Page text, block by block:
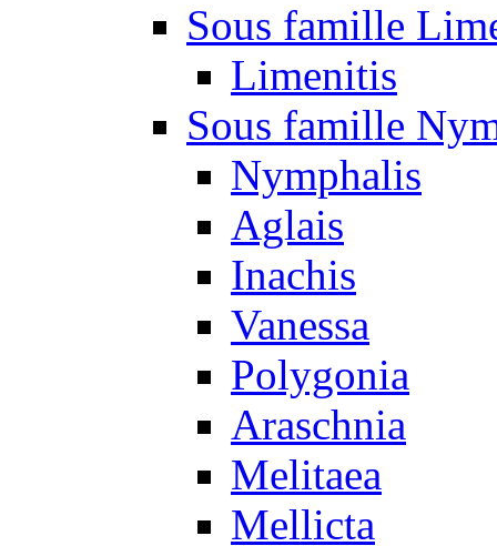
Sous famille
Limenitis
Sous famille
Nymphalis
Aglais
Inachis
Vanessa
Polygonia
Araschnia
Melitaea
Mellicta